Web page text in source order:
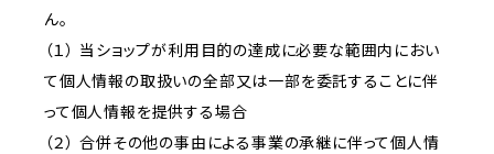
ん。
（１） 当ショップが利用目的の達成に必要な範囲内におい
て個人情報の取扱いの全部又は一部を委託することに伴
って個人情報を提供する場合
（２） 合併その他の事由による事業の承継に伴って個人情